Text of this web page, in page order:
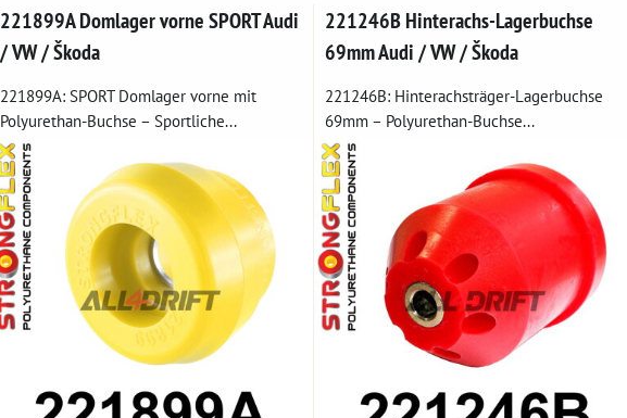
221899A Domlager vorne SPORT Audi
/ VW / Škoda
221899A: SPORT Domlager vorne mit
Polyurethan-Buchse – Sportliche...
221246B Hinterachs-Lagerbuchse
69mm Audi / VW / Škoda
221246B: Hinterachsträger-Lagerbuchse
69mm – Polyurethan-Buchse...